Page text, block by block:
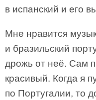
в испанский и его
Мне нравится
и бразильский
дрожь от неё. Сам
красивый. Когда я
по Португалии, то